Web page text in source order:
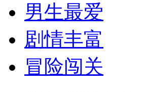
男生最爱
剧情丰富
冒险闯关